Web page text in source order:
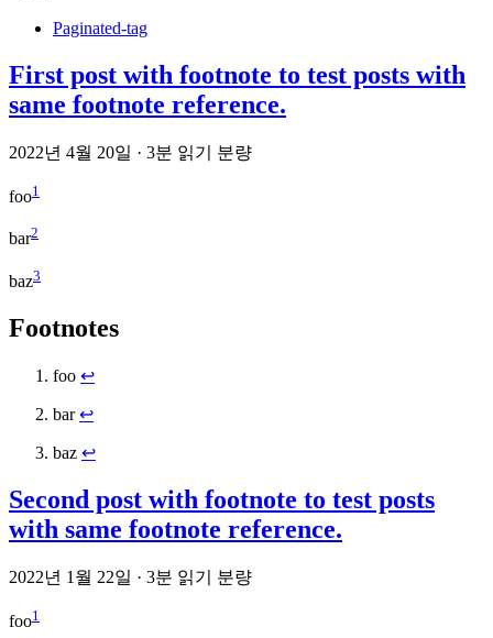
Paginated-tag
First post with footnote to test posts with
same footnote reference.
2022년 4월 20일 · 3분 읽기 분량
foo1
bar2
baz3
Footnotes
foo ↩
bar↩
baz ↩
Second post with footnote to test posts
with same footnote reference.
2022년 1월 22일 · 3분 읽기 분량
foo1